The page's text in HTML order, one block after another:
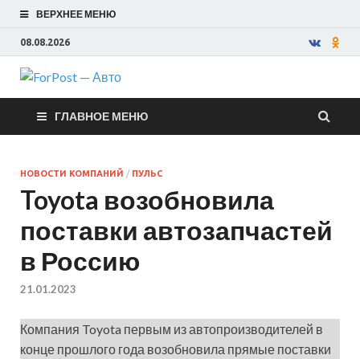
ВЕРХНЕЕ МЕНЮ
08.08.2026
ForPost —
Авто
ГЛАВНОЕ МЕНЮ
НОВОСТИ КОМПАНИЙ / ПУЛЬС
Toyota возобновила
поставки автозапчастей
в Россию
21.01.2023
Компания Toyota первым из автопроизводителей в
конце прошлого года возобновила прямые поставки